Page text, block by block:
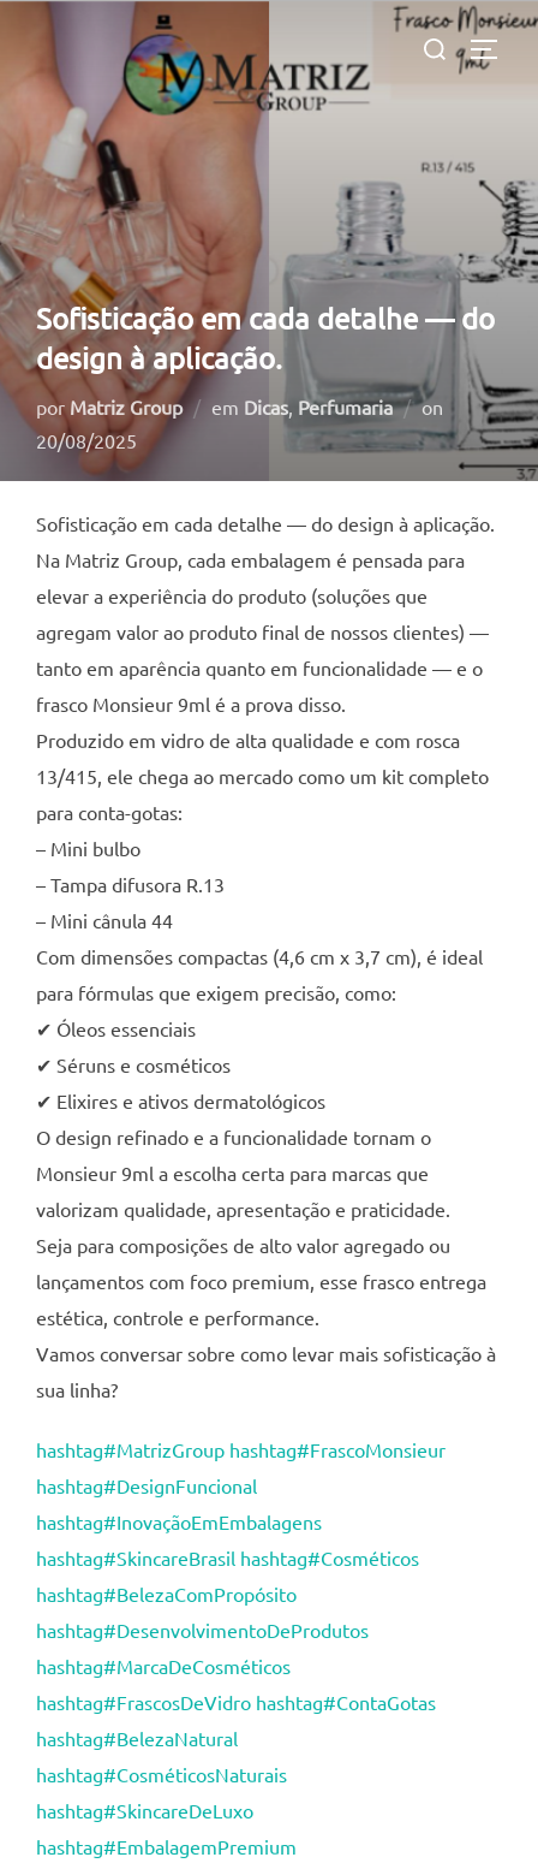
conteúdo
Pesquisar
Sofisticação em cada detalhe — do
design à aplicação.
por Matriz Group em Dicas, Perfumaria on Postado
em
20/08/2025
Sofisticação em cada detalhe — do design à aplicação.
Na Matriz Group, cada embalagem é pensada para
elevar a experiência do produto (soluções que
agregam valor ao produto final de nossos clientes) —
tanto em aparência quanto em funcionalidade — e o
frasco Monsieur 9ml é a prova disso.
Produzido em vidro de alta qualidade e com rosca
13/415, ele chega ao mercado como um kit completo
para conta-gotas:
– Mini bulbo
– Tampa difusora R.13
– Mini cânula 44
Com dimensões compactas (4,6 cm x 3,7 cm), é ideal
para fórmulas que exigem precisão, como:
✔ Óleos essenciais
✔ Séruns e cosméticos
✔ Elixires e ativos dermatológicos
O design refinado e a funcionalidade tornam o
Monsieur 9ml a escolha certa para marcas que
valorizam qualidade, apresentação e praticidade.
Seja para composições de alto valor agregado ou
lançamentos com foco premium, esse frasco entrega
estética, controle e performance.
Vamos conversar sobre como levar mais sofisticação à
sua linha?
hashtag#MatrizGroup hashtag#FrascoMonsieur
hashtag#DesignFuncional
hashtag#InovaçãoEmEmbalagens
hashtag#SkincareBrasil hashtag#Cosméticos
hashtag#BelezaComPropósito
hashtag#DesenvolvimentoDeProdutos
hashtag#MarcaDeCosméticos
hashtag#FrascosDeVidro hashtag#ContaGotas
hashtag#BelezaNatural
hashtag#CosméticosNaturais
hashtag#SkincareDeLuxo
hashtag#EmbalagemPremium